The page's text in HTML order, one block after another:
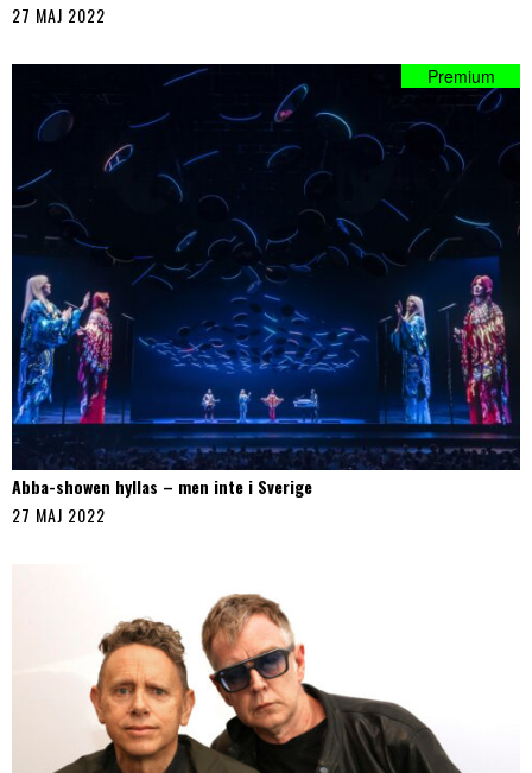
27 MAJ 2022
Abba-showen hyllas – men inte i Sverige
27 MAJ 2022